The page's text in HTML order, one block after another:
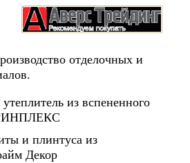
отделочных и
из вспененного
и плинтуса из
Декор